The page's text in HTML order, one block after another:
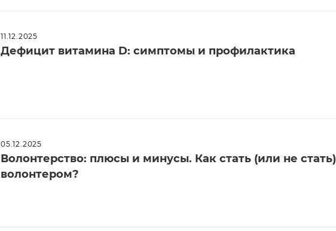
11.12.2025
Дефицит витамина D: симптомы и профилактика
05.12.2025
Волонтерство: плюсы и минусы. Как стать (или не стать)
волонтером?